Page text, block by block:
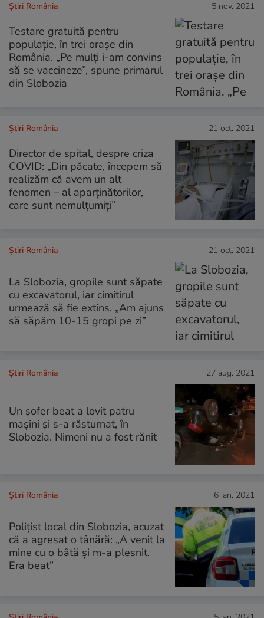
Știri România 5 nov. 2021
Testare gratuită pentru
populaţie, în trei oraşe din
România. „Pe mulţi i-am convins
să se vaccineze”, spune primarul
din Slobozia
Știri România 21 oct. 2021
Director de spital, despre criza
COVID: „Din păcate, începem să
realizăm că avem un alt
fenomen – al aparţinătorilor,
care sunt nemulţumiţi”
Știri România 21 oct. 2021
La Slobozia, gropile sunt săpate
cu excavatorul, iar cimitirul
urmează să fie extins. „Am ajuns
să săpăm 10-15 gropi pe zi”
Știri România 27 aug. 2021
Un șofer beat a lovit patru
mașini și s-a răsturnat, în
Slobozia. Nimeni nu a fost rănit
Știri România 6 ian. 2021
Polițist local din Slobozia, acuzat
că a agresat o tânără: „A venit la
mine cu o bâtă și m-a plesnit.
Era beat”